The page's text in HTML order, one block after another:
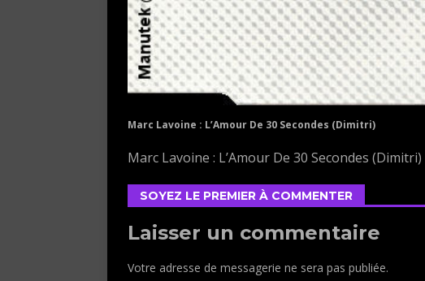
Marc Lavoine : L’Amour De 30 Secondes (Dimitri)
Marc Lavoine : L’Amour De 30 Secondes (Dimitri)
SOYEZ LE PREMIER À COMMENTER
Laisser un commentaire
Votre adresse de messagerie ne sera pas publiée.